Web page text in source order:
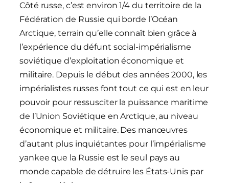
Côté russe, c’est environ 1/4 du territoire de la
Fédération de Russie qui borde l’Océan
Arctique, terrain qu’elle connaît bien grâce à
l’expérience du défunt social-impérialisme
soviétique d’exploitation économique et
militaire. Depuis le début des années 2000, les
impérialistes russes font tout ce qui est en leur
pouvoir pour ressusciter la puissance maritime
de l’Union Soviétique en Arctique, au niveau
économique et militaire. Des manœuvres
d’autant plus inquiétantes pour l’impérialisme
yankee que la Russie est le seul pays au
monde capable de détruire les États-Unis par